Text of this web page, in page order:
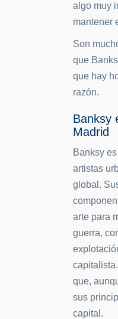
algo muy
mantener
Son
que
que hay
razón.
Banksy
Madrid
Banksy
artistas
global.
arte para
guerra,
que,
sus
capital.